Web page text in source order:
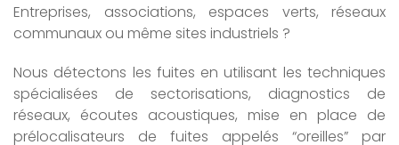
Entreprises, associations, espaces verts, réseaux
communaux ou même sites industriels ?
Nous détectons les fuites en utilisant les techniques
spécialisées de sectorisations, diagnostics de
réseaux, écoutes acoustiques, mise en place de
prélocalisateurs de fuites appelés “oreilles” par